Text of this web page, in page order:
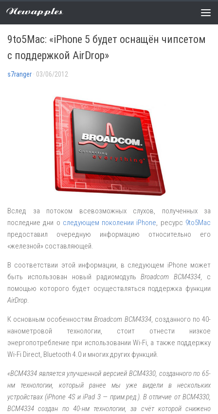
Newapples
СЛУХИ 1 COMMENT
9to5Mac: «iPhone 5 будет оснащён чипсетом
с поддержкой AirDrop»
s7ranger · 03/06/2012
Вслед за потоком всевозможных слухов, полученных за
последние дни о следующем поколении iPhone , ресурс 9to5Mac
предоставил очередную информацию относительно его
«железной» составляющей.
В соответствии этой информации, в следующем iPhone может
быть использован новый радиомодульBroadcom BCM4334 , с
помощью которого будет осуществляться поддержка функции
AirDrop
К основным особенностямBroadcom BCM4334, созданного по 40-
нанометровой технологии, стоит отнести низкое
энергопотребление при использовании Wi-Fi, а также поддержку
Wi-Fi Direct, Bluetooth 4.0 и многих других функций.
«BCM4334 является улучшенной версией BCM4330, созданного по 65-
нм технологии, который ранее мы уже видели в нескольких
устройствах (iPhone 4S и iPad 3 — прим.ред.). В отличие от BCM4330,
BCM4334 создан по 40-нм технологии, за счёт которой снижено